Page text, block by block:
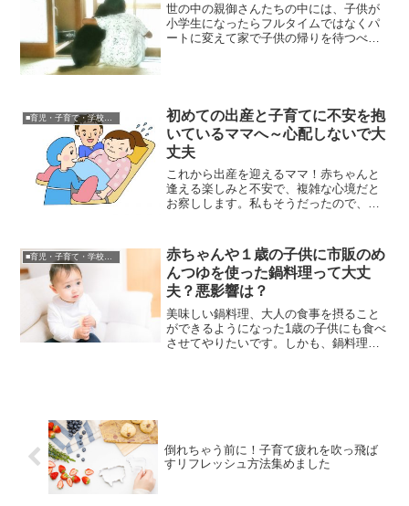
世の中の親御さんたちの中には、子供が
小学生になったらフルタイムではなくパ
ートに変えて家で子供の帰りを待つべき
初めての出産と子育てに不安を抱
いているママへ～心配しないで大
丈夫
これから出産を迎えるママ！赤ちゃんと
逢える楽しみと不安で、複雑な心境だと
お察しします。私もそうだったので、と
ができるよう痛みに強い精神を与えたと
言われています。不安がら...
■育児・子育て・学校関連
赤ちゃんや１歳の子供に市販のめ
んつゆを使った鍋料理って大丈
夫？悪影響は？
美味しい鍋料理、大人の食事を摂ること
ができるようになった1歳の子供にも食べ
させてやりたいです。しかも、鍋料理は
倒れちゃう前に！子育て疲れを吹っ飛ば
すリフレッシュ方法集めました